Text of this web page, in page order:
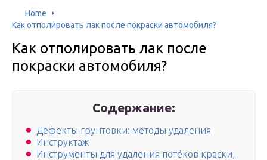
Home
Как отполировать лак после покраски автомобиля?
Как отполировать лак после
покраски автомобиля?
Содержание:
Дефекты грунтовки: методы удаления
Инструктаж
Инструменты для удаления потёков краски,